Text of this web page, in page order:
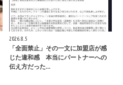
2026.8.5
「全面禁止」その一文に加盟店が感
じた違和感 本当にパートナーへの
伝え方だった…